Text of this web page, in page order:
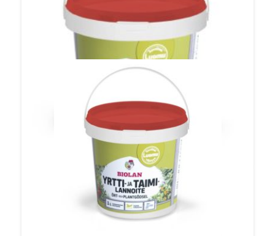
kuin kukatkin. Hyönteistalouteen perustuvan
lannoitteen kehitys on vaatinut tiivistä
viranomaisyhteistyötä.